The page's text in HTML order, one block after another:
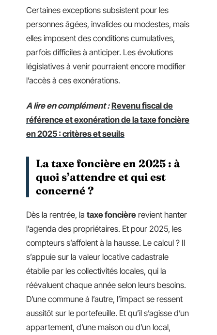
Certaines exceptions subsistent pour les
personnes âgées, invalides ou modestes, mais
elles imposent des conditions cumulatives,
parfois difficiles à anticiper. Les évolutions
législatives à venir pourraient encore modifier
l’accès à ces exonérations.
A lire en complément : Revenu fiscal de
référence et exonération de la taxe foncière
en 2025 : critères et seuils
La taxe foncière en 2025 : à
quoi s’attendre et qui est
concerné ?
Dès la rentrée, la taxe foncière revient hanter
l’agenda des propriétaires. Et pour 2025, les
compteurs s’affolent à la hausse. Le calcul ? Il
s’appuie sur la valeur locative cadastrale
établie par les collectivités locales, qui la
réévaluent chaque année selon leurs besoins.
D’une commune à l’autre, l’impact se ressent
aussitôt sur le portefeuille. Et qu’il s’agisse d’un
appartement, d’une maison ou d’un local,